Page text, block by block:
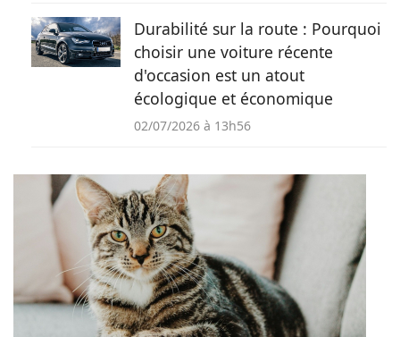
Durabilité sur la route : Pourquoi
choisir une voiture récente
d'occasion est un atout
écologique et économique
02/07/2026 à 13h56